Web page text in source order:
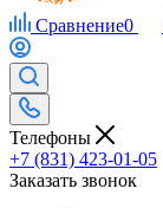
Сравнение0
Телефоны
+7 (831) 423-01-05
Заказать звонок